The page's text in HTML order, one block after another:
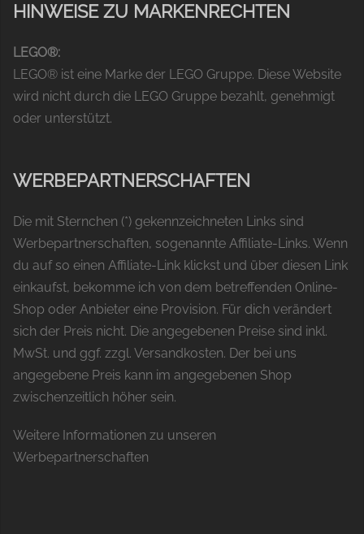
HINWEISE ZU MARKENRECHTEN
LEGO®:
LEGO® ist eine Marke der LEGO Gruppe. Diese Website
wird nicht durch die LEGO Gruppe bezahlt, genehmigt
oder unterstützt.
WERBEPARTNERSCHAFTEN
Die mit Sternchen (*) gekennzeichneten Links sind
Werbepartnerschaften, sogenannte Affiliate-Links. Wenn
du auf so einen Affiliate-Link klickst und über diesen Link
einkaufst, bekomme ich von dem betreffenden Online-
Shop oder Anbieter eine Provision. Für dich verändert
sich der Preis nicht. Die angegebenen Preise sind inkl.
MwSt. und ggf. zzgl. Versandkosten. Der bei uns
angegebene Preis kann im angegebenen Shop
zwischenzeitlich höher sein.
Weitere Informationen zu unseren
Werbepartnerschaften